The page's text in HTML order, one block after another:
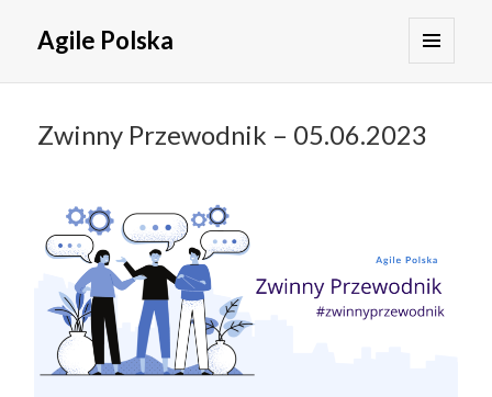
Agile Polska
WIDGETY
Zwinny Przewodnik – 05.06.2023